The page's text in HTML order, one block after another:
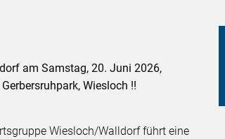
am Samstag, 20. Juni 2026,
Wiesloch !!
Wiesloch/Walldorf führt eine